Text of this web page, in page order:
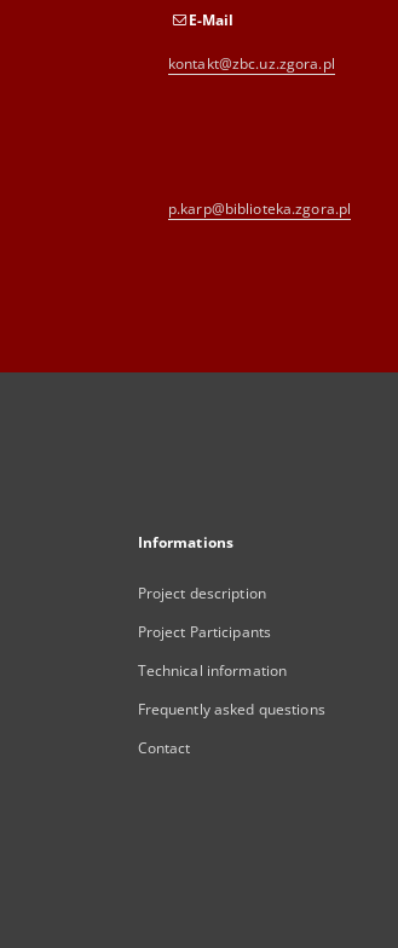
E-Mail
kontakt@zbc.uz.zgora.pl
p.karp@biblioteka.zgora.pl
Informations
Project description
Project Participants
Technical information
Frequently asked questions
Contact